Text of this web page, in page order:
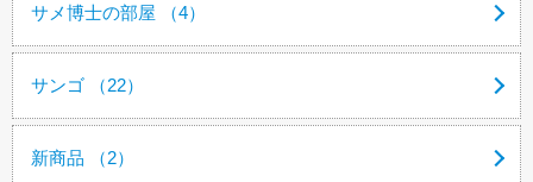
サメ博士の部屋 （4）
サンゴ （22）
新商品 （2）